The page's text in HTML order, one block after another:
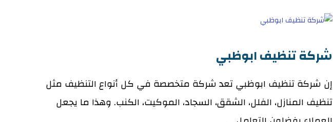
شركة تنظيف ابوظبي
إن شركة تنظيف ابوظبي تعد شركة متخصصة في كل أنواع التنظيف مثل
تنظيف المنازل، الفلل، الشقق، السجاد، الموكيت، الكنب. وهذا ما يجعل